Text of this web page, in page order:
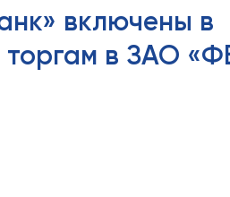
включены в
торгам в ЗАО